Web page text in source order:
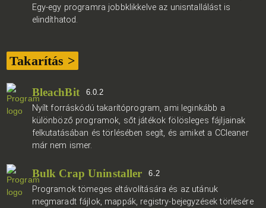
Egy-egy programra jobbklikkelve az unisntallálást is
elindíthatod.
Takarítás >
BleachBit 6.0.2
Nyílt forráskódú takarítóprogram, ami leginkább a
különböző programok, sőt játékok fölösleges fájljainak
felkutatásában és törlésében segít, és amiket a CCleaner
már nem ismer.
Bulk Crap Uninstaller 6.2
Programok tömeges eltávolítására és az utánuk
megmaradt fájlok, mappák, registry-bejegyzések törlésére